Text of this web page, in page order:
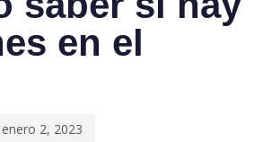
en el
enero 2, 2023